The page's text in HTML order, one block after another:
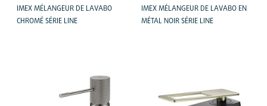
IMEX MÉLANGEUR DE LAVABO
CHROMÉ SÉRIE LINE
IMEX MÉLANGEUR DE LAVABO EN
MÉTAL NOIR SÉRIE LINE